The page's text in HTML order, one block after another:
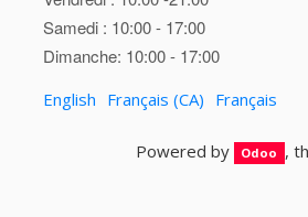
Samedi : 10:00 - 17:00
Dimanche: 10:00 - 17:00
English Français (CA) Français
Powered by Odoo ,